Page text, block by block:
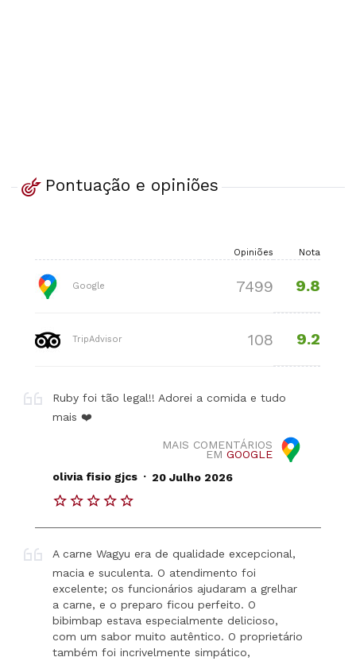
Pontuação e opiniões
Opiniões Nota
Google 7499 9.8
TripAdvisor 108 9.2
Ruby foi tão legal!! Adorei a comida e tudo
mais ❤️
MAIS COMENTÁRIOS
EM GOOGLE
olivia fisio gjcs . 20 Julho 2026
A carne Wagyu era de qualidade excepcional,
macia e suculenta. O atendimento foi
excelente; os funcionários ajudaram a grelhar
a carne, e o preparo ficou perfeito. O
bibimbap estava especialmente delicioso,
com um sabor muito autêntico. O proprietário
também foi incrivelmente simpático,